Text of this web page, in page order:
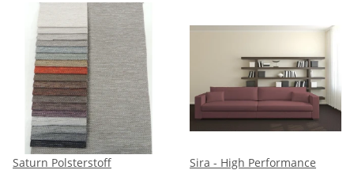
Saturn Polsterstoff
Sira - High Performance